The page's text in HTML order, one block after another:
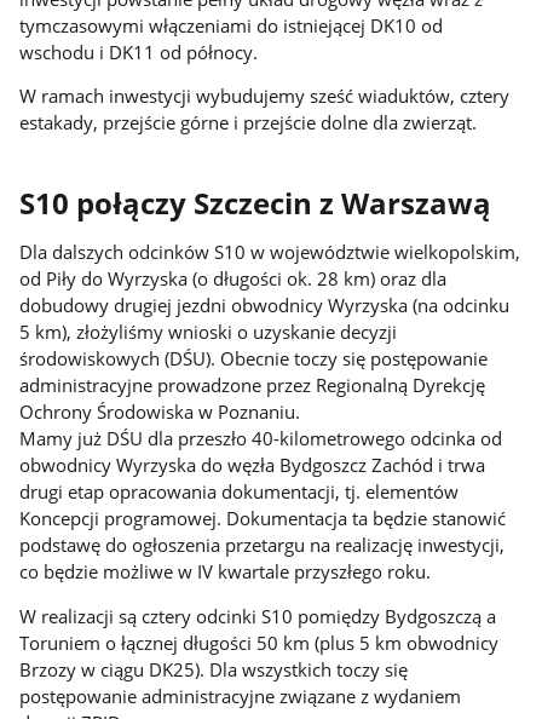
tymczasowymi włączeniami do istniejącej DK10 od
wschodu i DK11 od północy.
W ramach inwestycji wybudujemy sześć wiaduktów, cztery
estakady, przejście górne i przejście dolne dla zwierząt.
S10 połączy Szczecin z Warszawą
Dla dalszych odcinków S10 w województwie wielkopolskim,
od Piły do Wyrzyska (o długości ok. 28 km) oraz dla
dobudowy drugiej jezdni obwodnicy Wyrzyska (na odcinku
5 km), złożyliśmy wnioski o uzyskanie decyzji
środowiskowych (DŚU). Obecnie toczy się postępowanie
administracyjne prowadzone przez Regionalną Dyrekcję
Ochrony Środowiska w Poznaniu.
Mamy już DŚU dla przeszło 40-kilometrowego odcinka od
obwodnicy Wyrzyska do węzła Bydgoszcz Zachód i trwa
drugi etap opracowania dokumentacji, tj. elementów
Koncepcji programowej. Dokumentacja ta będzie stanowić
podstawę do ogłoszenia przetargu na realizację inwestycji,
co będzie możliwe w IV kwartale przyszłego roku.
W realizacji są cztery odcinki S10 pomiędzy Bydgoszczą a
Toruniem o łącznej długości 50 km (plus 5 km obwodnicy
Brzozy w ciągu DK25). Dla wszystkich toczy się
postępowanie administracyjne związane z wydaniem